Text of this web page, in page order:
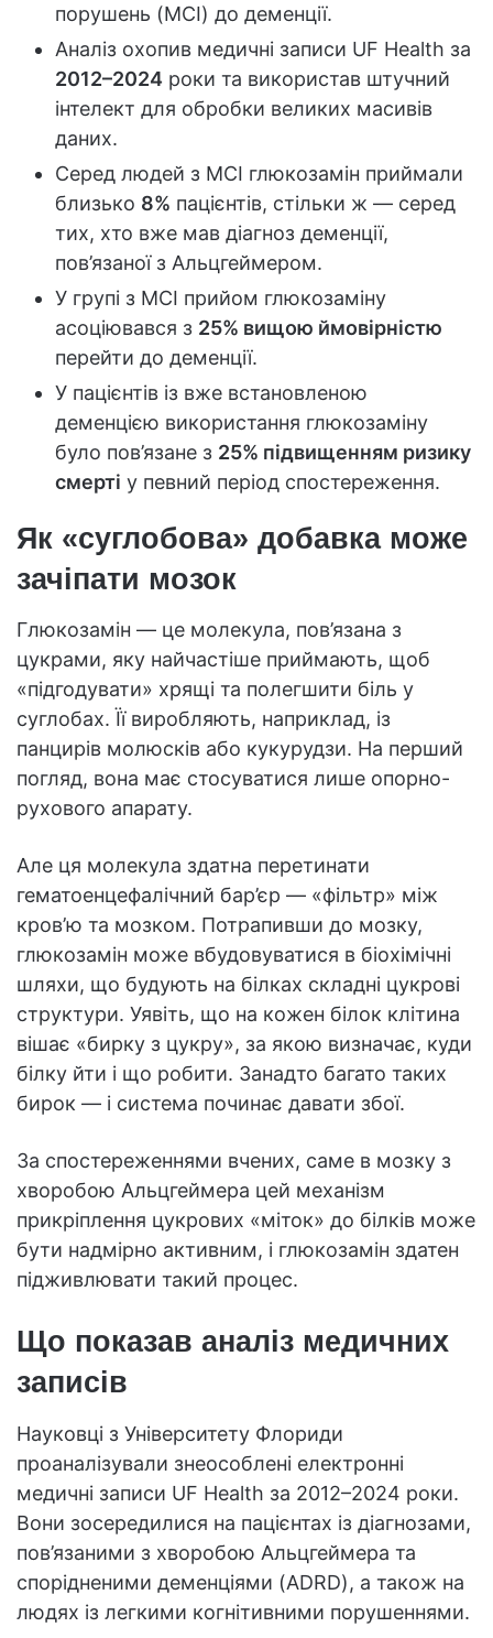
порушень (MCI) до деменції.
Аналіз охопив медичні записи UF Health за
2012–2024 роки та використав штучний
інтелект для обробки великих масивів
даних.
Серед людей з MCI глюкозамін приймали
близько 8% пацієнтів, стільки ж — серед
тих, хто вже мав діагноз деменції,
пов’язаної з Альцгеймером.
У групі з MCI прийом глюкозаміну
асоціювався з 25% вищою ймовірністю
перейти до деменції.
У пацієнтів із вже встановленою
деменцією використання глюкозаміну
було пов’язане з 25% підвищенням ризику
смерті у певний період спостереження.
Як «суглобова» добавка може
зачіпати мозок
Глюкозамін — це молекула, пов’язана з
цукрами, яку найчастіше приймають, щоб
«підгодувати» хрящі та полегшити біль у
суглобах. Її виробляють, наприклад, із
панцирів молюсків або кукурудзи. На перший
погляд, вона має стосуватися лише опорно-
рухового апарату.
Але ця молекула здатна перетинати
гематоенцефалічний бар’єр — «фільтр» між
кров’ю та мозком. Потрапивши до мозку,
глюкозамін може вбудовуватися в біохімічні
шляхи, що будують на білках складні цукрові
структури. Уявіть, що на кожен білок клітина
вішає «бирку з цукру», за якою визначає, куди
білку йти і що робити. Занадто багато таких
бирок — і система починає давати збої.
За спостереженнями вчених, саме в мозку з
хворобою Альцгеймера цей механізм
прикріплення цукрових «міток» до білків може
бути надмірно активним, і глюкозамін здатен
підживлювати такий процес.
Що показав аналіз медичних
записів
Науковці з Університету Флориди
проаналізували знеособлені електронні
медичні записи UF Health за 2012–2024 роки.
Вони зосередилися на пацієнтах із діагнозами,
пов’язаними з хворобою Альцгеймера та
спорідненими деменціями (ADRD), а також на
людях із легкими когнітивними порушеннями.